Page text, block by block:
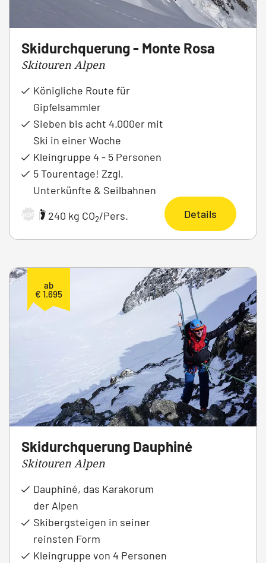
Skidurchquerung - Monte Rosa
Skitouren Alpen
Königliche Route für
Gipfelsammler
Sieben bis acht 4.000er mit
Ski in einer Woche
Kleingruppe 4 - 5 Personen
5 Tourentage! Zzgl.
Unterkünfte & Seilbahnen
ARCHIV | 240 kg CO2/Pers. Details
ab
€ 1.695
Skidurchquerung Dauphiné
Skitouren Alpen
Dauphiné, das Karakorum
der Alpen
Skibergsteigen in seiner
reinsten Form
Kleingruppe von 4 Personen